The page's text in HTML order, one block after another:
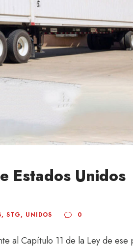
Estados Unidos
, STG, UNIDOS 0
al Capítulo 11 de la Ley de ese